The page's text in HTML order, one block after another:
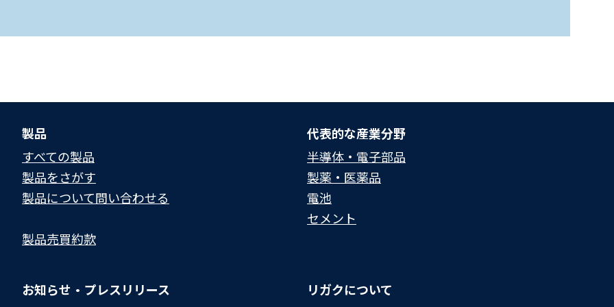
製品
すべての製品
製品をさがす
製品について問い合わせる​
製品売買約款
代表的な産業分野
半導体・電子部品
製薬・医薬品
電池
セメント
お知らせ・プレスリリース
リガクについて